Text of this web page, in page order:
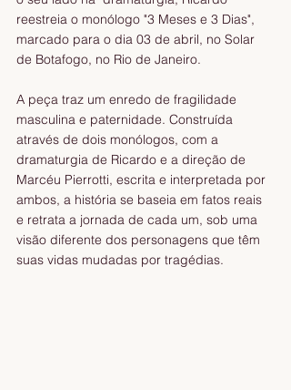
reestreia o monólogo "3 Meses e 3 Dias",
marcado para o dia 03 de abril, no Solar
de Botafogo, no Rio de Janeiro.
A peça traz um enredo de fragilidade
masculina e paternidade. Construída
através de dois monólogos, com a
dramaturgia de Ricardo e a direção de
Marcéu Pierrotti, escrita e interpretada por
ambos, a história se baseia em fatos reais
e retrata a jornada de cada um, sob uma
visão diferente dos personagens que têm
suas vidas mudadas por tragédias.